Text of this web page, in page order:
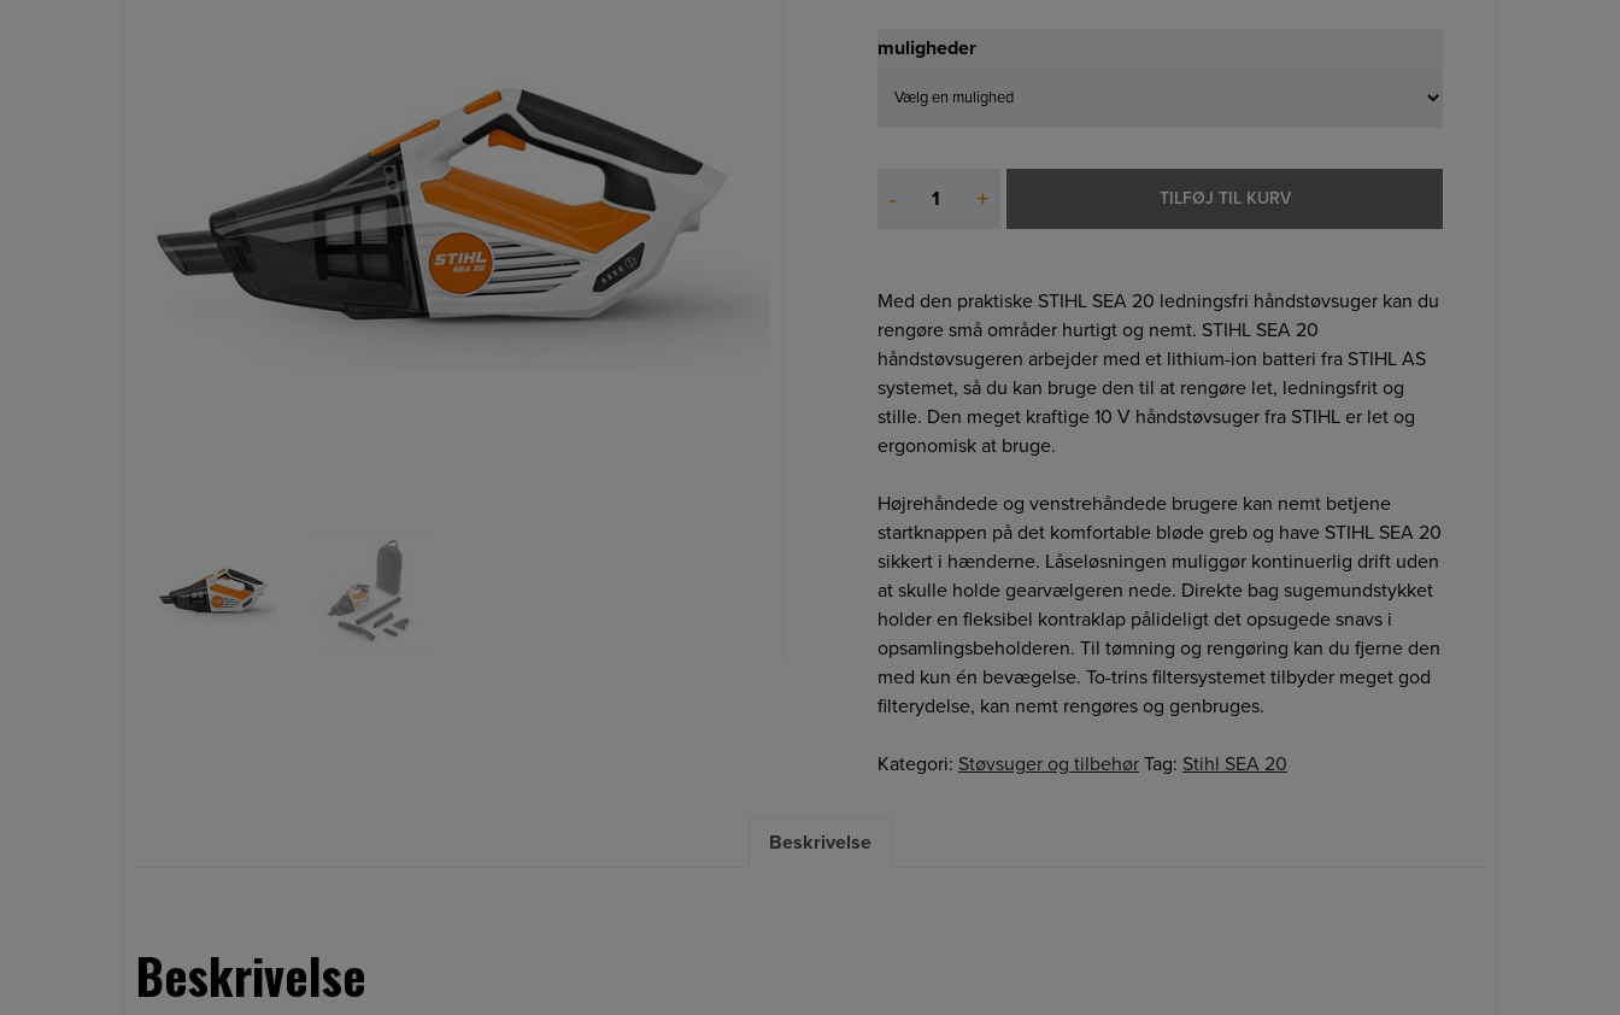
muligheder
-
SEA
+ TILFØJ TIL KURV
Med den praktiske STIHL SEA 20 ledningsfri håndstøvsuger kan du
rengøre små områder hurtigt og nemt. STIHL SEA 20
håndstøvsugeren arbejder med et lithium-ion batteri fra STIHL AS
systemet, så du kan bruge den til at rengøre let, ledningsfrit og
stille. Den meget kraftige 10 V håndstøvsuger fra STIHL er let og
ergonomisk at bruge.
Højrehåndede og venstrehåndede brugere kan nemt betjene
startknappen på det komfortable bløde greb og have STIHL SEA 20
sikkert i hænderne. Låseløsningen muliggør kontinuerlig drift uden
at skulle holde gearvælgeren nede. Direkte bag sugemundstykket
holder en fleksibel kontraklap pålideligt det opsugede snavs i
opsamlingsbeholderen. Til tømning og rengøring kan du fjerne den
med kun én bevægelse. To-trins filtersystemet tilbyder meget god
filterydelse, kan nemt rengøres og genbruges.
Kategori: Støvsuger og tilbehør Tag: Stihl SEA 20
Beskrivelse
Beskrivelse